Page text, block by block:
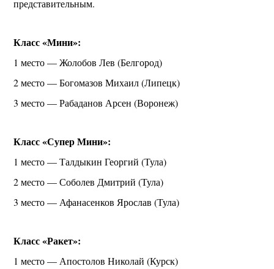
представительным.
Класс «Мини»:
1 место — Жолобов Лев (Белгород)
2 место — Богомазов Михаил (Липецк)
3 место — Рабаданов Арсен (Воронеж)
Класс «Супер Мини»:
1 место — Талдыкин Георгий (Тула)
2 место — Соболев Дмитрий (Тула)
3 место — Афанасенков Ярослав (Тула)
Класс «Ракет»:
1 место — Апостолов Николай (Курск)